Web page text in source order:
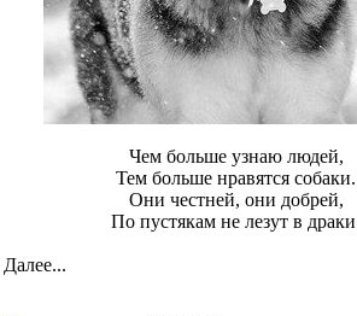
Чем больше узнаю людей,
Тем больше нравятся собаки.
Они честней, они добрей,
По пустякам не лезут в
Далее...